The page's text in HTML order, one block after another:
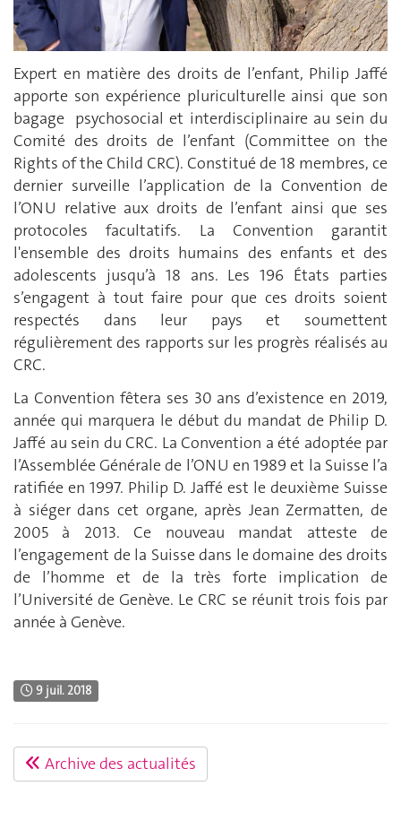
Expert en matière des droits de l’enfant, Philip Jaffé
apporte son expérience pluriculturelle ainsi que son
bagage psychosocial et interdisciplinaire au sein du
Comité des droits de l’enfant (Committee on the
Rights of the Child CRC). Constitué de 18 membres, ce
dernier surveille l’application de la Convention de
l’ONU relative aux droits de l’enfant ainsi que ses
protocoles facultatifs. La Convention garantit
l'ensemble des droits humains des enfants et des
adolescents jusqu’à 18 ans. Les 196 États parties
s’engagent à tout faire pour que ces droits soient
respectés dans leur pays et soumettent
régulièrement des rapports sur les progrès réalisés au
CRC.
La Convention fêtera ses 30 ans d’existence en 2019,
année qui marquera le début du mandat de Philip D.
Jaffé au sein du CRC. La Convention a été adoptée par
l’Assemblée Générale de l’ONU en 1989 et la Suisse l’a
ratifiée en 1997. Philip D. Jaffé est le deuxième Suisse
à siéger dans cet organe, après Jean Zermatten, de
2005 à 2013. Ce nouveau mandat atteste de
l’engagement de la Suisse dans le domaine des droits
de l’homme et de la très forte implication de
l’Université de Genève. Le CRC se réunit trois fois par
année à Genève.
9 juil. 2018
Archive des actualités